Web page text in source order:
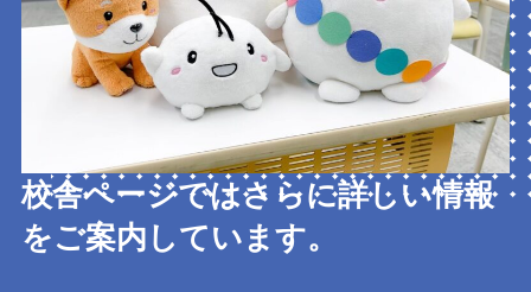
校舎ページではさらに詳しい情報
をご案内しています。